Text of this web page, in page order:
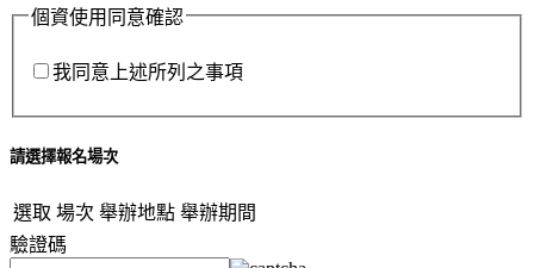
個資使用同意確認
我同意上述所列之事項
請選擇報名場次
選取 場次 舉辦地點 舉辦期間
驗證碼